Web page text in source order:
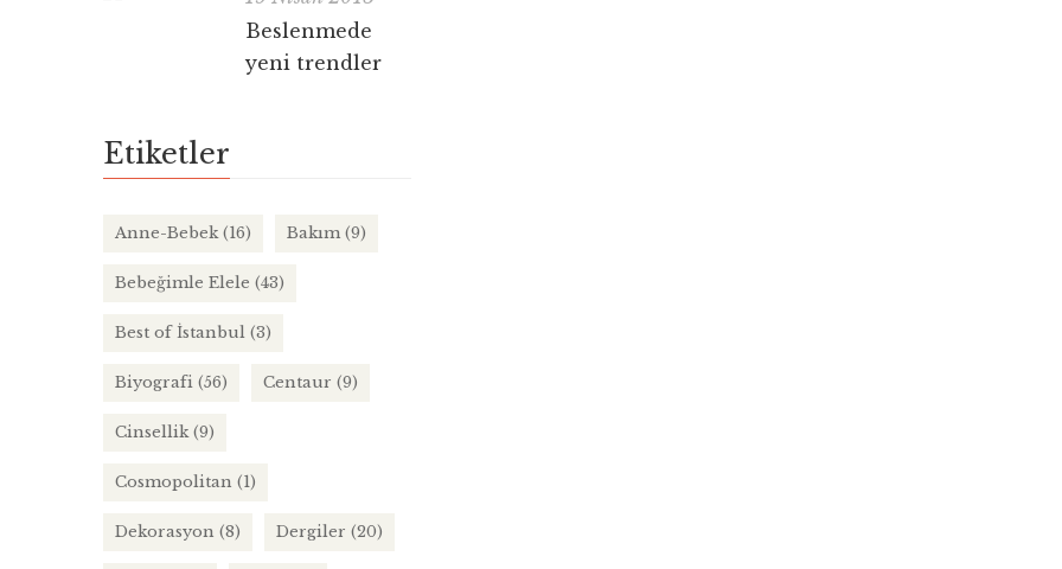
Beslenmede
yeni trendler
Etiketler
Anne-Bebek(16) Bakım (9)
Bebeğimle Elele (43)
Best of İstanbul (3)
Biyografi (56) Centaur (9)
Cinsellik(9)
Cosmopolitan (1)
Dekorasyon (8) Dergiler (20)